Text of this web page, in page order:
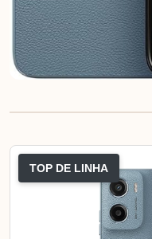
TOP DE LINHA